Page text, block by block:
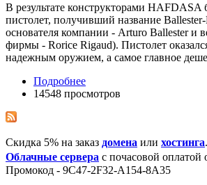
В результате конструкторами HAFDASA
пистолет, получивший название
основателя компании - Arturo Ballester и
фирмы - Rorice Rigaud). Пистолет
надежным оружием, а самое главное
Подробнее
14548 просмотров
Скидка 5% на заказ домена или хостинга.
Облачные сервера с почасовой оплатой
Промокод - 9C47-2F32-A154-8A35